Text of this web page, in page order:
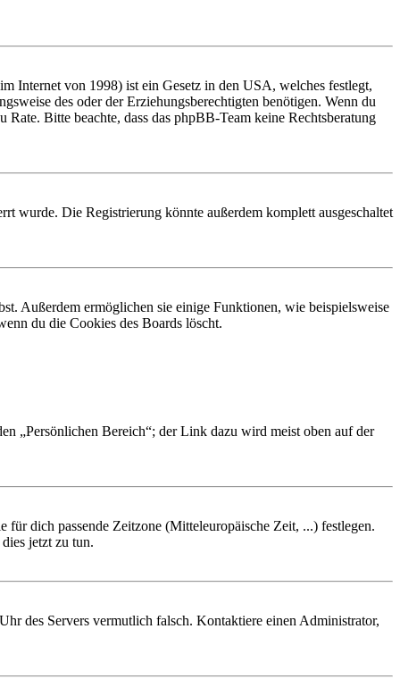
Internet von 1998) ist ein Gesetz in den USA, welches festlegt,
des oder der Erziehungsberechtigten benötigen. Wenn du
Bitte beachte, dass das phpBB-Team keine Rechtsberatung
wurde. Die Registrierung könnte außerdem komplett ausgeschaltet
Außerdem ermöglichen sie einige Funktionen, wie beispielsweise
du die Cookies des Boards löscht.
„Persönlichen Bereich“; der Link dazu wird meist oben auf der
dich passende Zeitzone (Mitteleuropäische Zeit, ...) festlegen.
jetzt zu tun.
des Servers vermutlich falsch. Kontaktiere einen Administrator,